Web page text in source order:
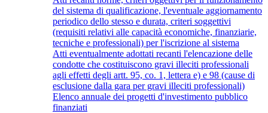
del sistema di qualificazione, l'eventuale aggiornamento
periodico dello stesso e durata, criteri soggettivi
(requisiti relativi alle capacità economiche, finanziarie,
tecniche e professionali) per l'iscrizione al sistema
Atti eventualmente adottati recanti l'elencazione delle
condotte che costituiscono gravi illeciti professionali
agli effetti degli artt. 95, co. 1, lettera e) e 98 (cause di
esclusione dalla gara per gravi illeciti professionali)
Elenco annuale dei progetti d'investimento pubblico
finanziati